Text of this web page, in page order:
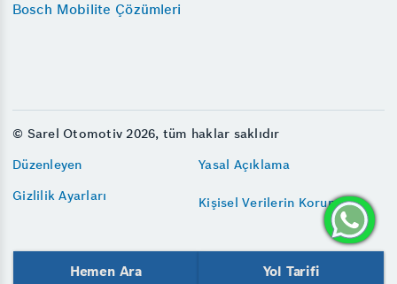
Bosch Mobilite Çözümleri
© Sarel Otomotiv 2026, tüm haklar saklıdır
Düzenleyen
Yasal Açıklama
Gizlilik Ayarları
Kişisel Verilerin Korunması
Hemen Ara Yol Tarifi